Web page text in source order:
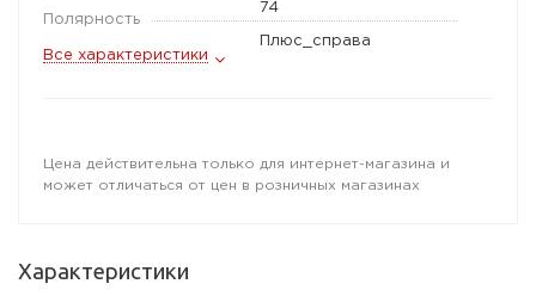
74
Полярность
Плюс_справа
Все характеристики
Цена действительна только для интернет-магазина и
может отличаться от цен в розничных магазинах
Характеристики